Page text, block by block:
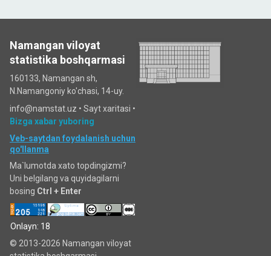
Namangan viloyat
statistika boshqarmasi
160133, Namangan sh,
N.Namangoniy ko'chasi, 14-uy.
info@namstat.uz • Sayt xaritasi •
Bizga xabar yuboring
Veb-saytdan foydalanish uchun
qo'llanma
Ma`lumotda xato topdingizmi?
Uni belgilang va quyidagilarni
bosing Ctrl + Enter
Onlayn: 18
© 2013-2026 Namangan viloyat